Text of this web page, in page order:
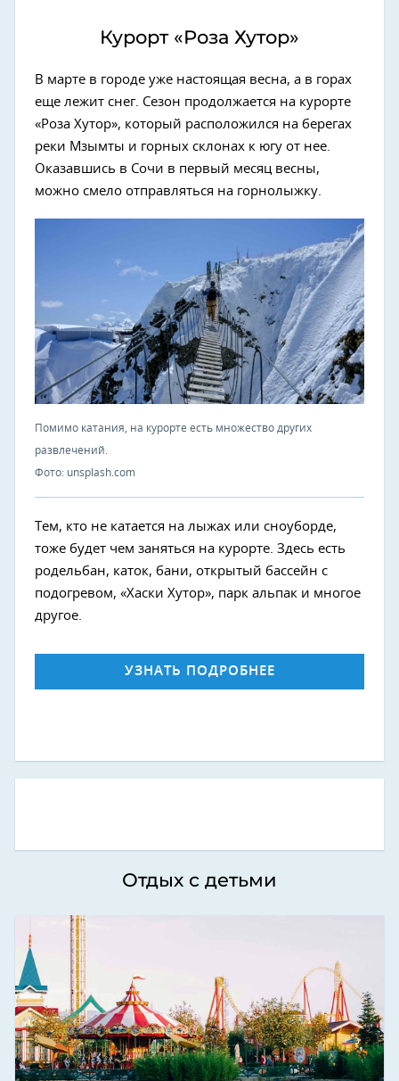
Курорт «Роза Хутор»
В марте в городе уже настоящая весна, а в горах
еще лежит снег. Сезон продолжается на курорте
«Роза Хутор», который расположился на берегах
реки Мзымты и горных склонах к югу от нее.
Оказавшись в Сочи в первый месяц весны,
можно смело отправляться на горнолыжку.
Помимо катания, на курорте есть множество других
развлечений.
Фото: unsplash.com
Тем, кто не катается на лыжах или сноуборде,
тоже будет чем заняться на курорте. Здесь есть
родельбан, каток, бани, открытый бассейн с
подогревом, «Хаски Хутор», парк альпак и многое
другое.
УЗНАТЬ ПОДРОБНЕЕ
Отдых с детьми